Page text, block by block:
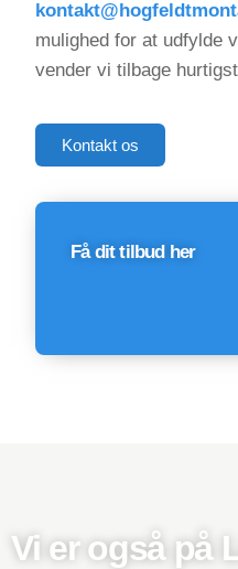
mulighed for at udfylde
vender vi tilbage
Kontakt os
Få dit tilbud her
Vi er også på